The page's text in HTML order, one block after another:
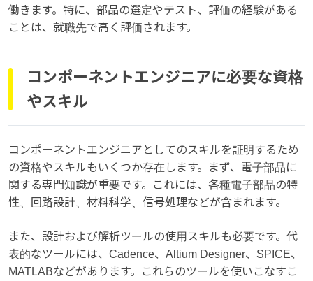
働きます。特に、部品の選定やテスト、評価の経験がある
ことは、就職先で高く評価されます。
コンポーネントエンジニアに必要な資格
やスキル
コンポーネントエンジニアとしてのスキルを証明するため
の資格やスキルもいくつか存在します。まず、電子部品に
関する専門知識が重要です。これには、各種電子部品の特
性、回路設計、材料科学、信号処理などが含まれます。
また、設計および解析ツールの使用スキルも必要です。代
表的なツールには、Cadence、Altium Designer、SPICE、
MATLABなどがあります。これらのツールを使いこなすこ